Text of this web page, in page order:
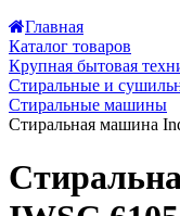
Главная
Каталог товаров
Крупная бытовая
Стиральные и
Стиральные машины
Стиральная машина